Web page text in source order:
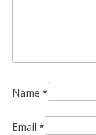
Name *
Email *